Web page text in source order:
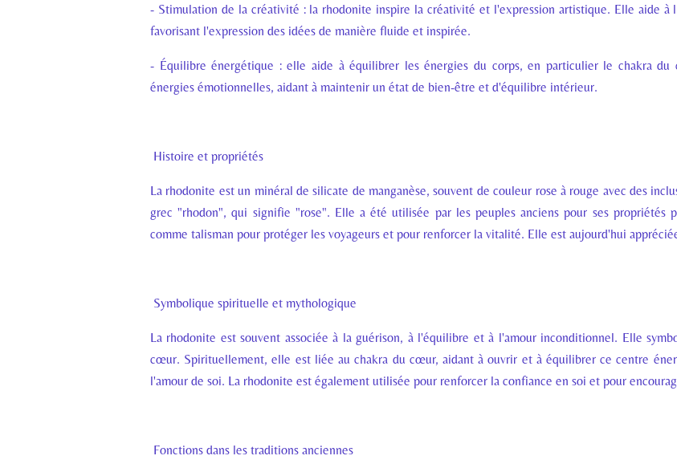
- Stimulation de la créativité : la rhodonite inspire la créativité et l'expression artistique. Elle aide à
favorisant l'expression des idées de manière fluide et inspirée.
- Équilibre énergétique : elle aide à équilibrer les énergies du corps, en particulier le chakra du
énergies émotionnelles, aidant à maintenir un état de bien-être et d'équilibre intérieur.
Histoire et propriétés
La rhodonite est un minéral de silicate de manganèse, souvent de couleur rose à rouge avec des
grec "rhodon", qui signifie "rose". Elle a été utilisée par les peuples anciens pour ses propriétés
comme talisman pour protéger les voyageurs et pour renforcer la vitalité. Elle est aujourd'hui
Symbolique spirituelle et mythologique
La rhodonite est souvent associée à la guérison, à l'équilibre et à l'amour inconditionnel. Elle
cœur. Spirituellement, elle est liée au chakra du cœur, aidant à ouvrir et à équilibrer ce centre
l'amour de soi. La rhodonite est également utilisée pour renforcer la confiance en soi et pour
Fonctions dans les traditions anciennes